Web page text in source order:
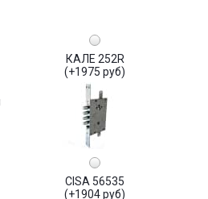
КАЛЕ 252R
(+1975 руб)
CISA 56535
(+1904 руб)